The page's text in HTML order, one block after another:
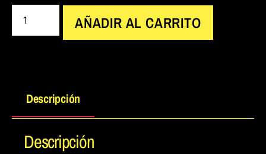
AÑADIR AL CARRITO
Descripción
Descripción